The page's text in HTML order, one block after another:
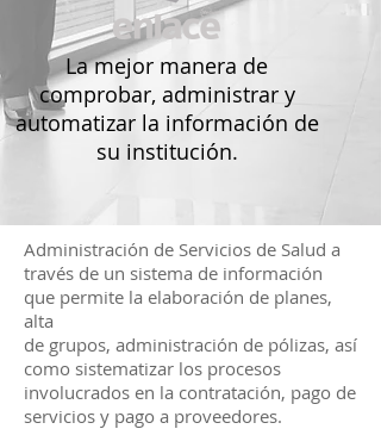
La mejor manera de
comprobar, administrar y
automatizar la información de
su institución.
Administración de Servicios de Salud a
través de un sistema de información
que permite la elaboración de planes,
alta
de grupos, administración de pólizas, así
como sistematizar los procesos
involucrados en la contratación, pago de
servicios y pago a proveedores.